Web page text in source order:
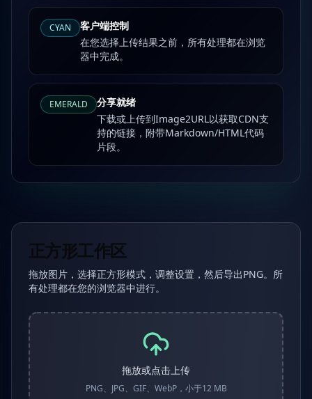
CYAN
客户端控制
在您选择上传结果之前，所有处理都在浏览
器中完成。
EMERALD
分享就绪
下载或上传到Image2URL以获取CDN支
持的链接，附带Markdown/HTML代码
片段。
正方形工作区
拖放图片，选择正方形模式，调整设置，然后导出PNG。所
有处理都在您的浏览器中进行。
拖放或点击上传
PNG、JPG、GIF、WebP，小于12 MB